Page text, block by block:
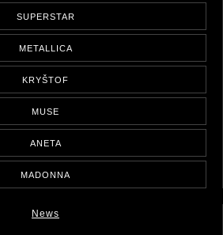
SUPERSTAR
METALLICA
KRYŠTOF
MUSE
ANETA
MADONNA
News